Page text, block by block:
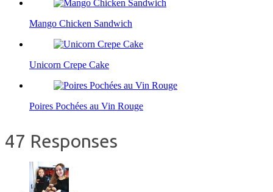
Mango Chicken Sandwich
Unicorn Crepe Cake
Poires Pochées au Vin Rouge
47 Responses